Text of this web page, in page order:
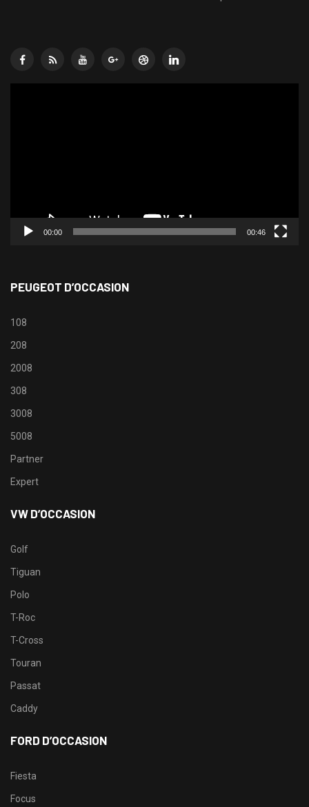
00:00 00:46
PEUGEOT D’OCCASION
108
208
2008
308
3008
5008
Partner
Expert
VW D’OCCASION
Golf
Tiguan
Polo
T-Roc
T-Cross
Touran
Passat
Caddy
FORD D’OCCASION
Fiesta
Focus